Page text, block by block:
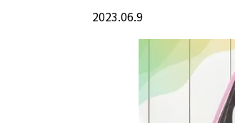
2023.06.9